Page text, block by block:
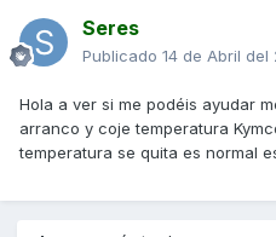
Seres
Publicado 14 de Abril del
Hola a ver si me podéis ayudar
arranco y coje temperatura
temperatura se quita es normal